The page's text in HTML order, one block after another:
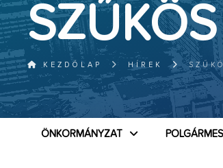
KEZDŐLAP HÍREK
ÖNKORMÁNYZAT